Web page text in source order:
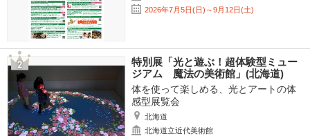
2026年7月5日(日)～9月12日(土)
特別展「光と遊ぶ！超体験型ミュー
ジアム 魔法の美術館」(北海道)
体を使って楽しめる、光とアートの体
感型展覧会
北海道
北海道立近代美術館